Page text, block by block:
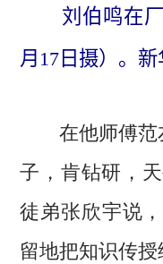
刘伯鸣在厂
月17日摄）。
在他师傅范
子，肯钻研，
徒弟张欣宇说
留地把知识传授